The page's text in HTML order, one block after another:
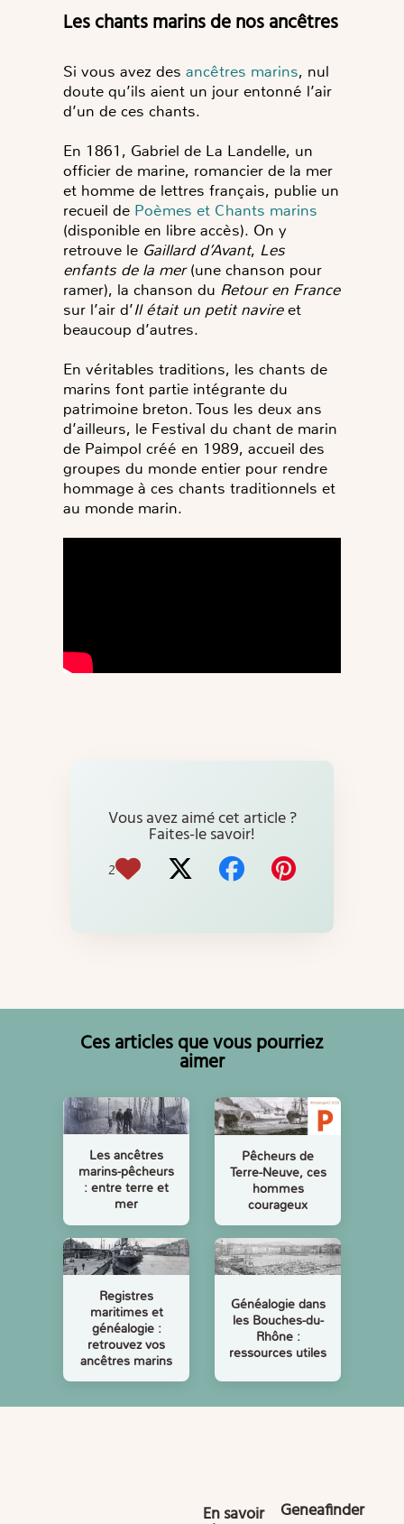
Les chants marins de nos ancêtres
Si vous avez des ancêtres marins, nul
doute qu’ils aient un jour entonné l’air
d’un de ces chants.
En 1861, Gabriel de La Landelle, un
officier de marine, romancier de la mer
et homme de lettres français, publie un
recueil de Poèmes et Chants marins
(disponible en libre accès). On y
retrouve le Gaillard d’Avant, Les
enfants de la mer(une chanson pour
ramer), la chanson du Retour en France
sur l’air d’Il était un petit navireet
beaucoup d’autres.
En véritables traditions, les chants de
marins font partie intégrante du
patrimoine breton. Tous les deux ans
d’ailleurs, le Festival du chant de marin
de Paimpol créé en 1989, accueil des
groupes du monde entier pour rendre
hommage à ces chants traditionnels et
au monde marin.
Vous avez aimé cet article ?
Faites-le savoir!
2
Ces articles que vous pourriez
aimer
Les ancêtres
marins-pêcheurs
: entre terre et
mer
Pêcheurs de
Terre-Neuve, ces
hommes
courageux
Registres
maritimes et
généalogie :
retrouvez vos
ancêtres marins
Généalogie dans
les Bouches-du-
Rhône :
ressources utiles
En savoir Geneafinder